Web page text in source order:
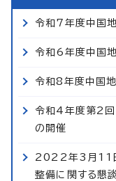
令和7年度中国
令和6年度中国
令和8年度中国
令和4年度第2回
の開催
2022年3月11
整備に関する懇